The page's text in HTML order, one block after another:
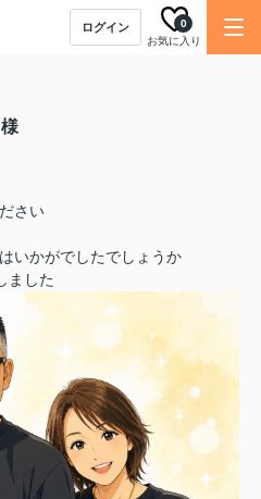
ログイン
お気に入り
0
さい
いかがでしたでしょうか
した